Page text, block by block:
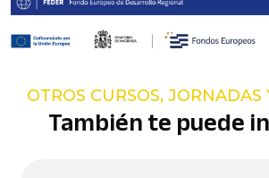
OTROS CURSOS,
También te puede